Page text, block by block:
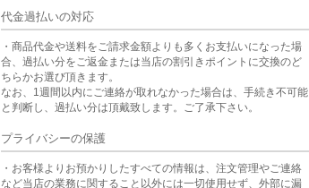
代金過払いの対応
・商品代金や送料をご請求金額よりも多くお支払いになった場
合、過払い分をご返金または当店の割引きポイントに交換のど
ちらかお選び頂きます。
なお、1週間以内にご連絡が取れなかった場合は、手続き不可能
と判断し、過払い分は頂戴致します。ご了承下さい。
プライバシーの保護
・お客様よりお預かりしたすべての情報は、注文管理やご連絡
など当店の業務に関すること以外には一切使用せず、外部に漏